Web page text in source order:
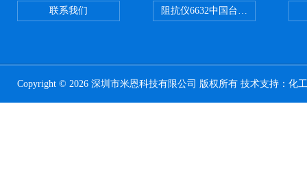
联系我们 阻抗仪6632中国台湾益和
Copyright © 2026 深圳市米恩科技有限公司 版权所有 技术支持： 化